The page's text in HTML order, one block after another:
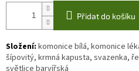
Přidat do košíku
Složení: komonice bílá, komonice
šípovitý, krmná kapusta, svazenka,